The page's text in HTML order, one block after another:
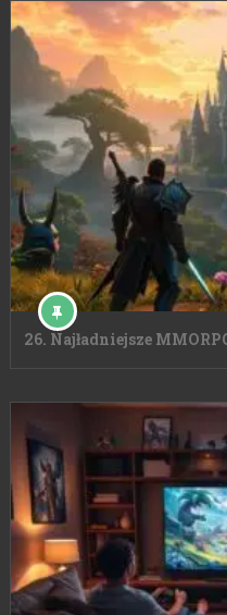
26. Najładniejsze